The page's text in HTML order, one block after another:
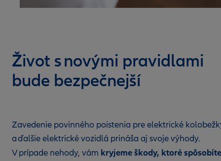
Život s novými pravidlami
bude bezpečnejší
Zavedenie povinného poistenia pre elektrické
a ďalšie elektrické vozidlá prináša aj svoje výhody.
V prípade nehody, vám kryjeme škody, ktoré spôsobíte